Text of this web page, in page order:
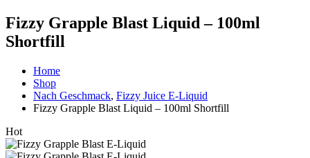
Fizzy Grapple Blast Liquid – 100ml
Shortfill
Home
Shop
Nach Geschmack, Fizzy Juice E-Liquid
Fizzy Grapple Blast Liquid – 100ml Shortfill
Hot